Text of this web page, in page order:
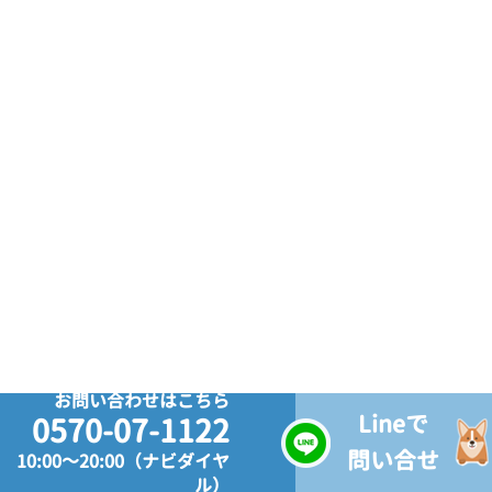
お問い合わせはこちら
0570-07-1122
10:00～20:00（ナビダイヤ
ル）
Lineで
問い合せ